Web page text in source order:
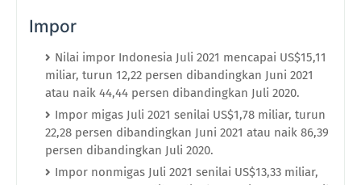
Impor
Nilai impor Indonesia Juli 2021 mencapai US$15,11
miliar, turun 12,22 persen dibandingkan Juni 2021
atau naik 44,44 persen dibandingkan Juli 2020.
Impor migas Juli 2021 senilai US$1,78 miliar, turun
22,28 persen dibandingkan Juni 2021 atau naik 86,39
persen dibandingkan Juli 2020.
Impor nonmigas Juli 2021 senilai US$13,33 miliar,